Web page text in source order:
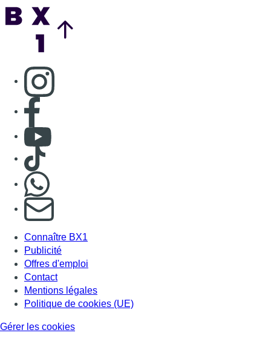
Consulter page Instagram
Consulter page Facebook
Consulter Youtube
Consulter TikTok
S'abonner à notre newsletter
Connaître BX1
Publicité
Offres d'emploi
Contact
Mentions légales
Politique de cookies (UE)
Gérer les cookies